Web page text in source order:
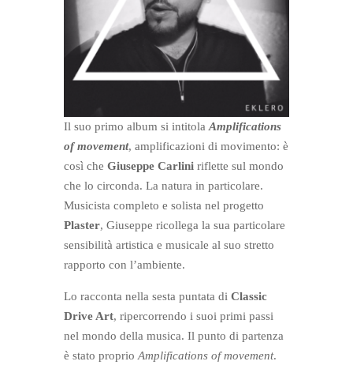
Il suo primo album si intitola Amplifications
of movement, amplificazioni di movimento: è
così che Giuseppe Carliniriflette sul mondo
che lo circonda. La natura in particolare.
Musicista completo e solista nel progetto
Plaster, Giuseppe ricollega la sua particolare
sensibilità artistica e musicale al suo stretto
rapporto con l’ambiente.
Lo racconta nella sesta puntata di Classic
Drive Art, ripercorrendo i suoi primi passi
nel mondo della musica. Il punto di partenza
è stato proprio Amplifications of movement.